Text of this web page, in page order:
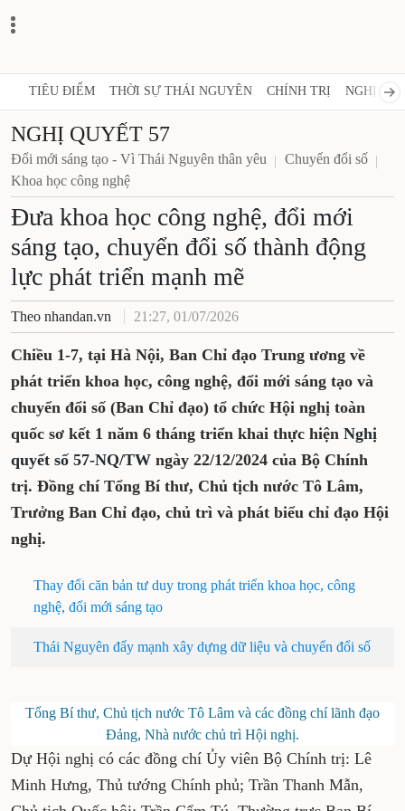
TIÊU ĐIỂM THỜI SỰ THÁI NGUYÊN CHÍNH TRỊ NGHỊ
NGHỊ QUYẾT 57
Đổi mới sáng tạo - Vì Thái Nguyên thân yêu
Chuyển đổi số
Khoa học công nghệ
Đưa khoa học công nghệ, đổi mới
sáng tạo, chuyển đổi số thành động
lực phát triển mạnh mẽ
Theo nhandan.vn 21:27, 01/07/2026
Chiều 1-7, tại Hà Nội, Ban Chỉ đạo Trung ương về
phát triển khoa học, công nghệ, đổi mới sáng tạo và
chuyển đổi số (Ban Chỉ đạo) tổ chức Hội nghị toàn
quốc sơ kết 1 năm 6 tháng triển khai thực hiện Nghị
quyết số 57-NQ/TW ngày 22/12/2024 của Bộ Chính
trị. Đồng chí Tổng Bí thư, Chủ tịch nước Tô Lâm,
Trưởng Ban Chỉ đạo, chủ trì và phát biểu chỉ đạo Hội
nghị.
Thay đổi căn bản tư duy trong phát triển khoa học, công
nghệ, đổi mới sáng tạo
Thái Nguyên đẩy mạnh xây dựng dữ liệu và chuyển đổi số
Tổng Bí thư, Chủ tịch nước Tô Lâm và các đồng chí lãnh đạo
Đảng, Nhà nước chủ trì Hội nghị.
Dự Hội nghị có các đồng chí Ủy viên Bộ Chính trị: Lê
Minh Hưng, Thủ tướng Chính phủ; Trần Thanh Mẫn,